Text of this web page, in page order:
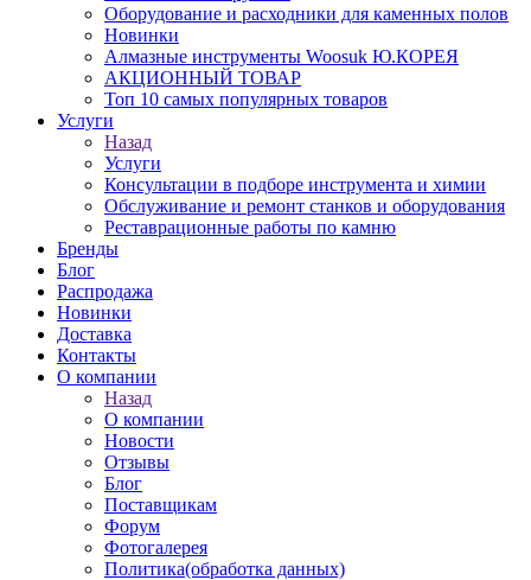
Оборудование и расходники для каменных полов
Новинки
Алмазные инструменты Woosuk Ю.КОРЕЯ
АКЦИОННЫЙ ТОВАР
Топ 10 самых популярных товаров
Услуги
Назад
Услуги
Консультации в подборе инструмента и химии
Обслуживание и ремонт станков и оборудования
Реставрационные работы по камню
Бренды
Блог
Распродажа
Новинки
Доставка
Контакты
О компании
Назад
О компании
Новости
Отзывы
Блог
Поставщикам
Форум
Фотогалерея
Политика(обработка данных)